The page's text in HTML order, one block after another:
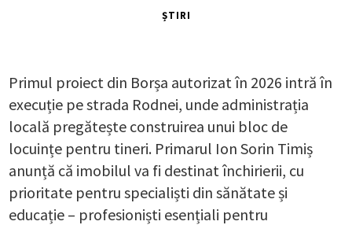
ȘTIRI
Primul proiect din Borșa autorizat în 2026 intră în
execuție pe strada Rodnei, unde administrația
locală pregătește construirea unui bloc de
locuințe pentru tineri. Primarul Ion Sorin Timiș
anunță că imobilul va fi destinat închirierii, cu
prioritate pentru specialiști din sănătate și
educație – profesioniști esențiali pentru